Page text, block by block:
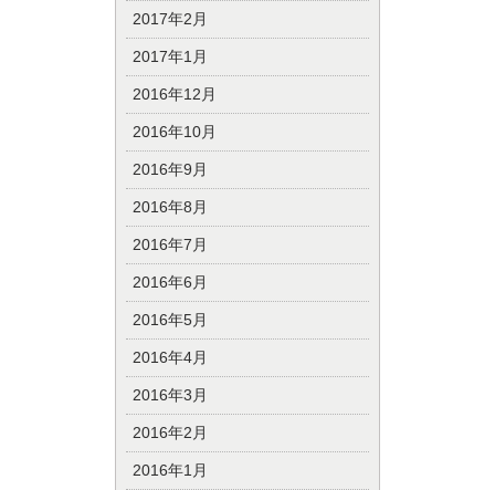
2017年2月
2017年1月
2016年12月
2016年10月
2016年9月
2016年8月
2016年7月
2016年6月
2016年5月
2016年4月
2016年3月
2016年2月
2016年1月